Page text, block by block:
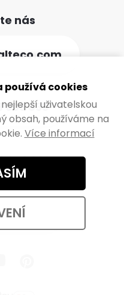
používá cookies
uživatelskou
obsah, používáme na
Více informací
nás
603 833
603 833
chat